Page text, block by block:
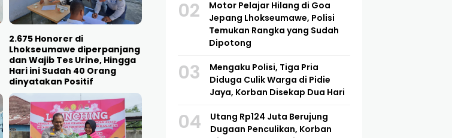
2.675 Honorer di
Lhokseumawe diperpanjang
dan Wajib Tes Urine, Hingga
Hari ini Sudah 40 Orang
dinyatakan Positif
02
Motor Pelajar Hilang di Goa
Jepang Lhokseumawe, Polisi
Temukan Rangka yang Sudah
Dipotong
03
Mengaku Polisi, Tiga Pria
Diduga Culik Warga di Pidie
Jaya, Korban Disekap Dua Hari
04
Utang Rp124 Juta Berujung
Dugaan Penculikan, Korban